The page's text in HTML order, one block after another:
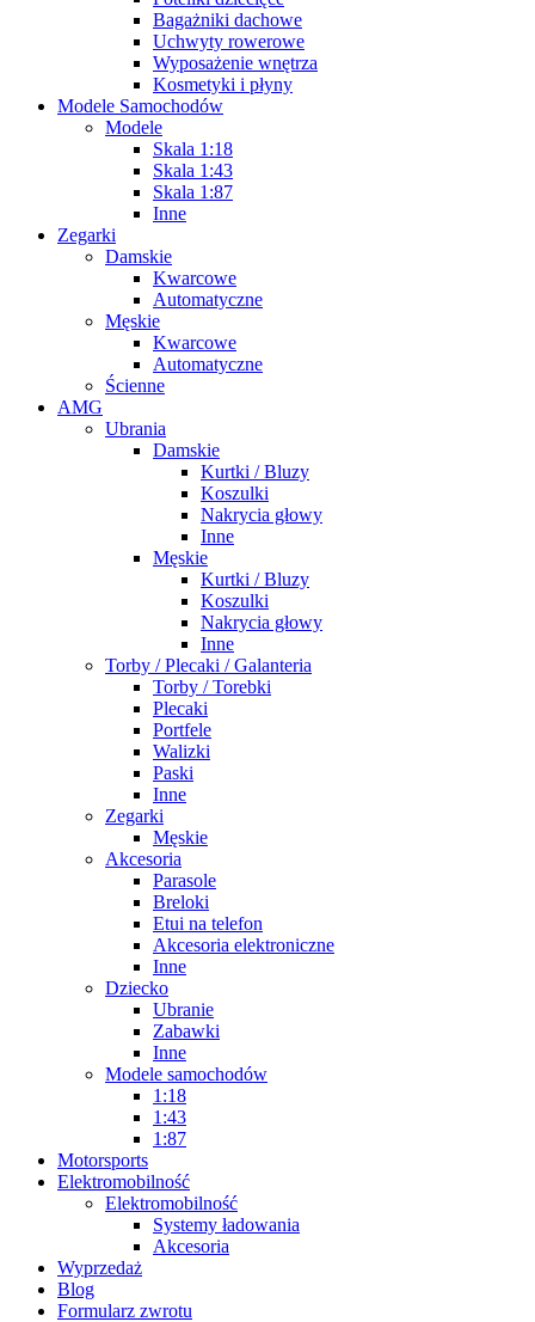
Bagażniki dachowe
Uchwyty rowerowe
Wyposażenie wnętrza
Kosmetyki i płyny
Modele Samochodów
Modele
Skala 1:18
Skala 1:43
Skala 1:87
Inne
Zegarki
Damskie
Kwarcowe
Automatyczne
Męskie
Kwarcowe
Automatyczne
Ścienne
AMG
Ubrania
Damskie
Kurtki / Bluzy
Koszulki
Nakrycia głowy
Inne
Męskie
Kurtki / Bluzy
Koszulki
Nakrycia głowy
Inne
Torby / Plecaki / Galanteria
Torby / Torebki
Plecaki
Portfele
Walizki
Paski
Inne
Zegarki
Męskie
Akcesoria
Parasole
Breloki
Etui na telefon
Akcesoria elektroniczne
Inne
Dziecko
Ubranie
Zabawki
Inne
Modele samochodów
1:18
1:43
1:87
Motorsports
Elektromobilność
Elektromobilność
Systemy ładowania
Akcesoria
Wyprzedaż
Blog
Formularz zwrotu